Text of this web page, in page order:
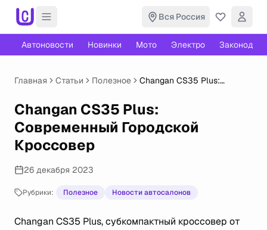
Вся Россия
Автоновости Новинки Мото Электро
Главная Статьи Полезное
Changan CS35 Plus:
Кроссовер
Changan CS35 Plus:
Современный Городской
Кроссовер
26 декабря 2023
Рубрики: Полезное Новости автосалонов
Changan CS35 Plus, субкомпактный кроссовер от